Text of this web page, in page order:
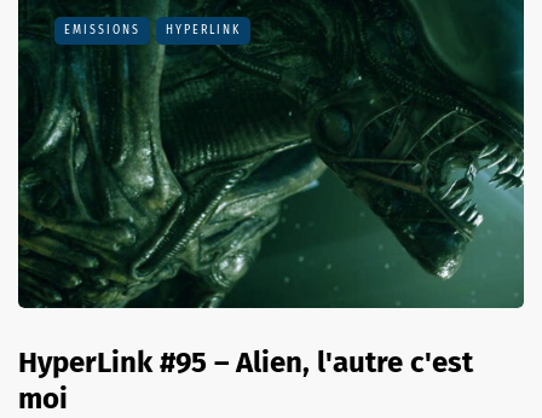
EMISSIONS HYPERLINK
HyperLink #95 – Alien, l'autre c'est
moi